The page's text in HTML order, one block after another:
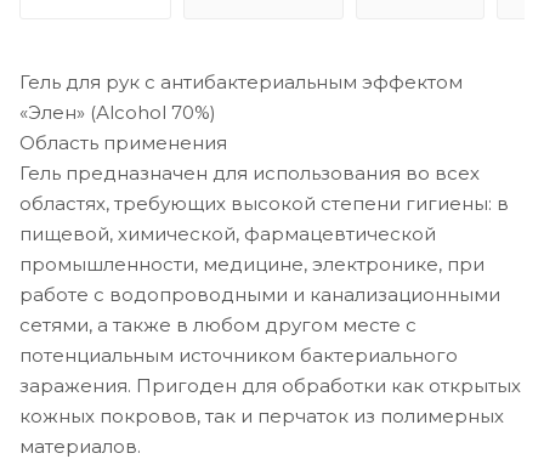
Гель для рук с антибактериальным эффектом
«Элен» (Аlcohol 70%)
Область применения
Гель предназначен для использования во всех
областях, требующих высокой степени гигиены: в
пищевой, химической, фармацевтической
промышленности, медицине, электронике, при
работе с водопроводными и канализационными
сетями, а также в любом другом месте с
потенциальным источником бактериального
заражения. Пригоден для обработки как открытых
кожных покровов, так и перчаток из полимерных
материалов.